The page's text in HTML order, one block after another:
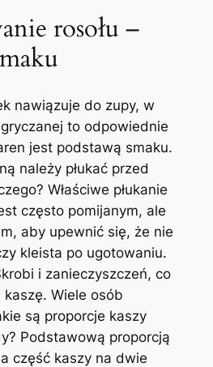
rosołu –
nawiązuje do zupy, w
to odpowiednie
jest podstawą smaku.
należy płukać przed
Właściwe płukanie
często pomijanym, ale
aby upewnić się, że nie
kleista po ugotowaniu.
i zanieczyszczeń, co
Wiele osób
są proporcje kaszy
Podstawową proporcją
część kaszy na dwie